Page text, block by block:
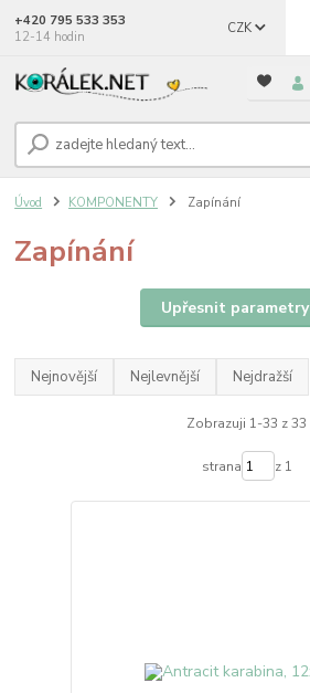
CZK
+420 795 533 353
12-14 hodin
Úvod KOMPONENTY Zapínání
Zapínání
Upřesnit parametry
Nejnovější Nejlevnější Nejdražší
Zobrazuji 1-33 z 33
strana z 1